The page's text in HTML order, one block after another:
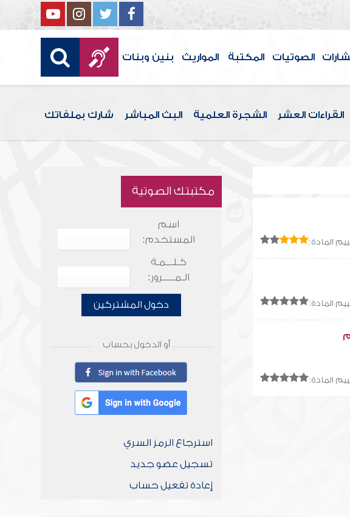
الصوتيات المكتبة المواريث بنين وبنات
القراءات العشر الشجرة العلمية البث المباشر شارك بملفاتك
المادة:
المادة:
المادة:
مكتبتك الصوتية
اسم
المستخدم:
كـلـــمـة
الـمـــــرور:
دخول المشتركين
أو الدخول بحساب
استرجاع الرمز السري
تسجيل عضو جديد
إعادة تفعيل حساب